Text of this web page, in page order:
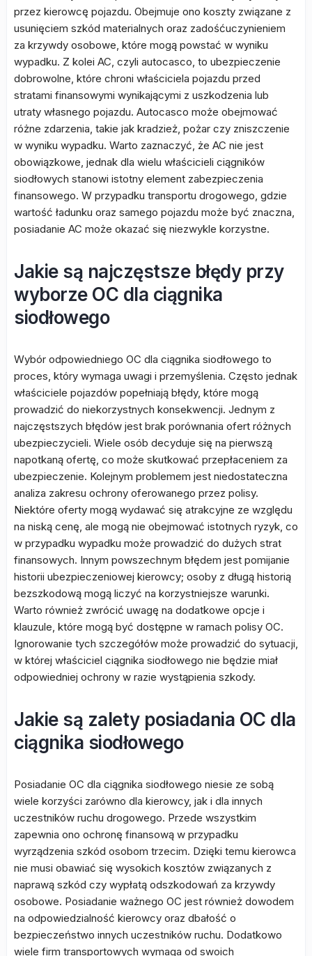
przez kierowcę pojazdu. Obejmuje ono koszty związane z
usunięciem szkód materialnych oraz zadośćuczynieniem
za krzywdy osobowe, które mogą powstać w wyniku
wypadku. Z kolei AC, czyli autocasco, to ubezpieczenie
dobrowolne, które chroni właściciela pojazdu przed
stratami finansowymi wynikającymi z uszkodzenia lub
utraty własnego pojazdu. Autocasco może obejmować
różne zdarzenia, takie jak kradzież, pożar czy zniszczenie
w wyniku wypadku. Warto zaznaczyć, że AC nie jest
obowiązkowe, jednak dla wielu właścicieli ciągników
siodłowych stanowi istotny element zabezpieczenia
finansowego. W przypadku transportu drogowego, gdzie
wartość ładunku oraz samego pojazdu może być znaczna,
posiadanie AC może okazać się niezwykle korzystne.
Jakie są najczęstsze błędy przy
wyborze OC dla ciągnika
siodłowego
Wybór odpowiedniego OC dla ciągnika siodłowego to
proces, który wymaga uwagi i przemyślenia. Często jednak
właściciele pojazdów popełniają błędy, które mogą
prowadzić do niekorzystnych konsekwencji. Jednym z
najczęstszych błędów jest brak porównania ofert różnych
ubezpieczycieli. Wiele osób decyduje się na pierwszą
napotkaną ofertę, co może skutkować przepłaceniem za
ubezpieczenie. Kolejnym problemem jest niedostateczna
analiza zakresu ochrony oferowanego przez polisy.
Niektóre oferty mogą wydawać się atrakcyjne ze względu
na niską cenę, ale mogą nie obejmować istotnych ryzyk, co
w przypadku wypadku może prowadzić do dużych strat
finansowych. Innym powszechnym błędem jest pomijanie
historii ubezpieczeniowej kierowcy; osoby z długą historią
bezszkodową mogą liczyć na korzystniejsze warunki.
Warto również zwrócić uwagę na dodatkowe opcje i
klauzule, które mogą być dostępne w ramach polisy OC.
Ignorowanie tych szczegółów może prowadzić do sytuacji,
w której właściciel ciągnika siodłowego nie będzie miał
odpowiedniej ochrony w razie wystąpienia szkody.
Jakie są zalety posiadania OC dla
ciągnika siodłowego
Posiadanie OC dla ciągnika siodłowego niesie ze sobą
wiele korzyści zarówno dla kierowcy, jak i dla innych
uczestników ruchu drogowego. Przede wszystkim
zapewnia ono ochronę finansową w przypadku
wyrządzenia szkód osobom trzecim. Dzięki temu kierowca
nie musi obawiać się wysokich kosztów związanych z
naprawą szkód czy wypłatą odszkodowań za krzywdy
osobowe. Posiadanie ważnego OC jest również dowodem
na odpowiedzialność kierowcy oraz dbałość o
bezpieczeństwo innych uczestników ruchu. Dodatkowo
wiele firm transportowych wymaga od swoich